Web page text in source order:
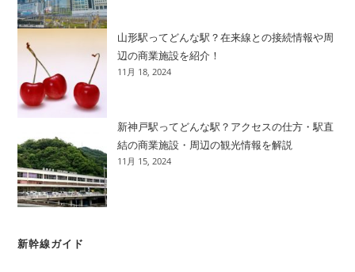
山形駅ってどんな駅？在来線との接続情報や周
辺の商業施設を紹介！
11月 18, 2024
新神戸駅ってどんな駅？アクセスの仕方・駅直
結の商業施設・周辺の観光情報を解説
11月 15, 2024
新幹線ガイド